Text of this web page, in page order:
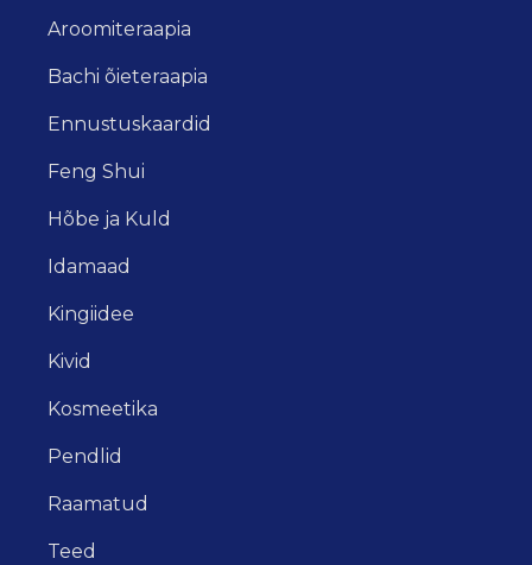
Aroomiteraapia
Bachi õieteraapia
Ennustuskaardid
Feng Shui
Hõbe ja Kuld
Idamaad
Kingiidee
Kivid
Kosmeetika
Pendlid
Raamatud
Teed